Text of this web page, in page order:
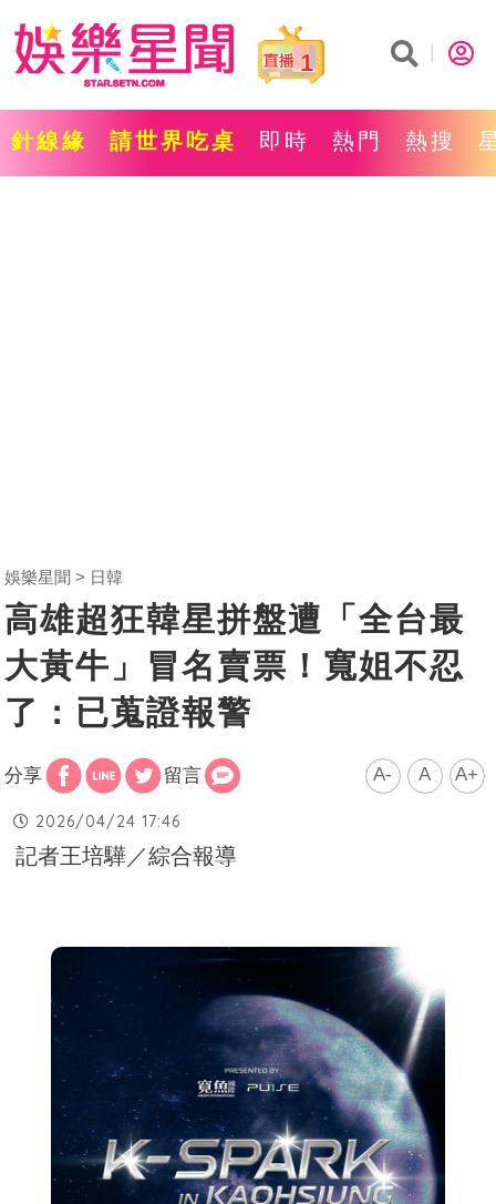
1
針線緣 請世界吃桌 即時 熱門 熱搜
娛樂星聞 日韓
高雄超狂韓星拼盤遭「全台最
大黃牛」冒名賣票！寬姐不忍
了：已蒐證報警
分享 留言 A- A A+
2026/04/24 17:46
記者王培驊／綜合報導